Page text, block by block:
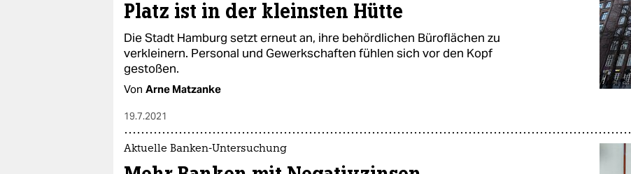
Platz ist in der kleinsten Hütte
Die Stadt Hamburg setzt erneut an, ihre behördlichen Büroflächen zu
verkleinern. Personal und Gewerkschaften fühlen sich vor den Kopf
gestoßen.
Von Arne Matzanke
19.7.2021
Aktuelle Banken-Untersuchung